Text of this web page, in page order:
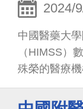
2024/
中國醫藥大
（HIMSS）
殊榮的醫療
現，尤其在
製化的治療